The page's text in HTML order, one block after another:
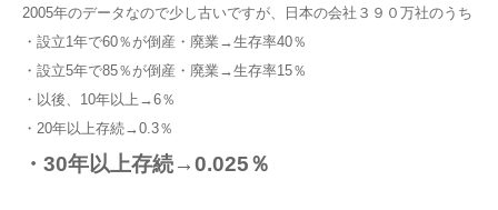
2005年のデータなので少し古いですが、日本の会社３９０万社のうち
・設立1年で60％が倒産・廃業→生存率40％
・設立5年で85％が倒産・廃業→生存率15％
・以後、10年以上→6％
・20年以上存続→0.3％
・30年以上存続→0.025％